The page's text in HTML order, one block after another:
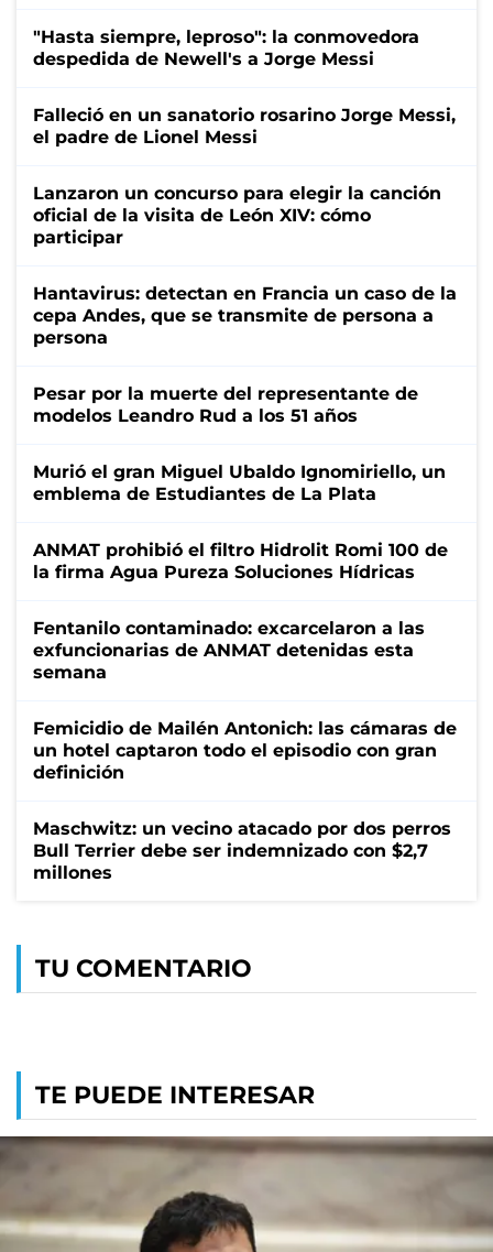
"Hasta siempre, leproso": la conmovedora
despedida de Newell's a Jorge Messi
Falleció en un sanatorio rosarino Jorge Messi,
el padre de Lionel Messi
Lanzaron un concurso para elegir la canción
oficial de la visita de León XIV: cómo
participar
Hantavirus: detectan en Francia un caso de la
cepa Andes, que se transmite de persona a
persona
Pesar por la muerte del representante de
modelos Leandro Rud a los 51 años
Murió el gran Miguel Ubaldo Ignomiriello, un
emblema de Estudiantes de La Plata
ANMAT prohibió el filtro Hidrolit Romi 100 de
la firma Agua Pureza Soluciones Hídricas
Fentanilo contaminado: excarcelaron a las
exfuncionarias de ANMAT detenidas esta
semana
Femicidio de Mailén Antonich: las cámaras de
un hotel captaron todo el episodio con gran
definición
Maschwitz: un vecino atacado por dos perros
Bull Terrier debe ser indemnizado con $2,7
millones
TU COMENTARIO
TE PUEDE INTERESAR